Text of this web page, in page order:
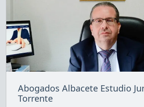
Abogados Albacete Estudio
Torrente